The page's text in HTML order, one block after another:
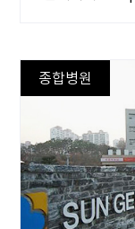
종합병원